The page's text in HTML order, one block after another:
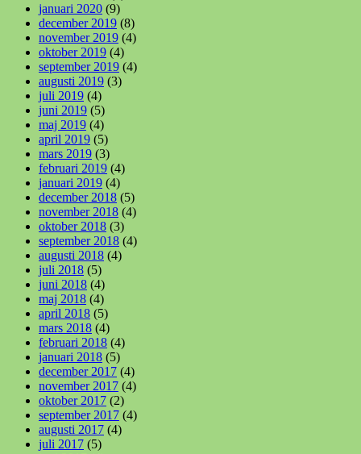
januari 2020 (9)
december 2019 (8)
november 2019 (4)
oktober 2019 (4)
september 2019 (4)
augusti 2019 (3)
juli 2019 (4)
juni 2019 (5)
maj 2019 (4)
april 2019 (5)
mars 2019 (3)
februari 2019 (4)
januari 2019 (4)
december 2018 (5)
november 2018 (4)
oktober 2018 (3)
september 2018 (4)
augusti 2018 (4)
juli 2018 (5)
juni 2018 (4)
maj 2018 (4)
april 2018 (5)
mars 2018 (4)
februari 2018 (4)
januari 2018 (5)
december 2017 (4)
november 2017 (4)
oktober 2017 (2)
september 2017 (4)
augusti 2017 (4)
juli 2017 (5)